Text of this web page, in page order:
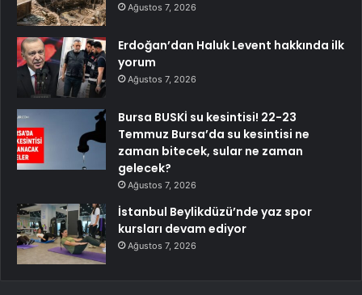
Ağustos 7, 2026
Erdoğan’dan Haluk Levent hakkında ilk
yorum
Ağustos 7, 2026
Bursa BUSKİ su kesintisi! 22-23
Temmuz Bursa’da su kesintisi ne
zaman bitecek, sular ne zaman
gelecek?
Ağustos 7, 2026
İstanbul Beylikdüzü’nde yaz spor
kursları devam ediyor
Ağustos 7, 2026